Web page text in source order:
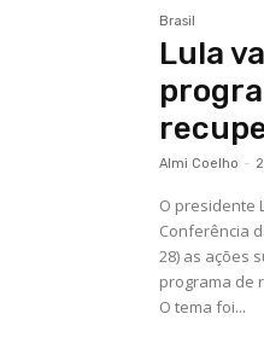
Brasil
Lula
Almi Coelho -
O presidente
Conferência
28) as ações
programa de
O tema foi...